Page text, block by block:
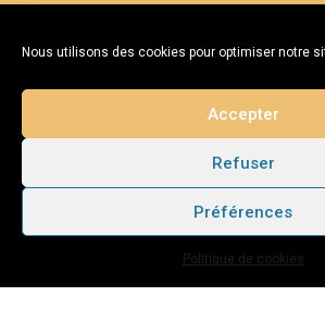
Nous utilisons des cookies pour optimiser notre
Accepter
Refuser
Préférences
Politique de cookies